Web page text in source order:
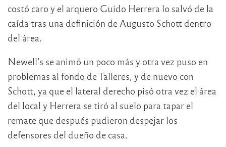
costó caro y el arquero Guido Herrera lo salvó de la
caída tras una definición de Augusto Schott dentro
del área.
Newell’s se animó un poco más y otra vez puso en
problemas al fondo de Talleres, y de nuevo con
Schott, ya que el lateral derecho pisó otra vez el área
del local y Herrera se tiró al suelo para tapar el
remate que después pudieron despejar los
defensores del dueño de casa.